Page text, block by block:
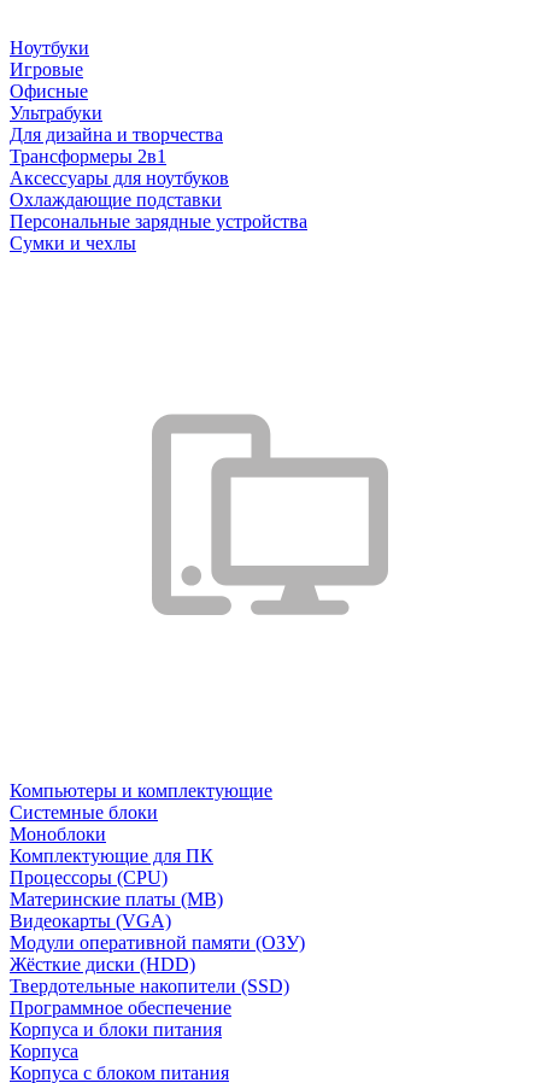
Ноутбуки
Игровые
Офисные
Ультрабуки
Для дизайна и творчества
Трансформеры 2в1
Аксессуары для ноутбуков
Охлаждающие подставки
Персональные зарядные устройства
Сумки и чехлы
Компьютеры и комплектующие
Системные блоки
Моноблоки
Комплектующие для ПК
Процессоры (CPU)
Материнские платы (MB)
Видеокарты (VGA)
Модули оперативной памяти (ОЗУ)
Жёсткие диски (HDD)
Твердотельные накопители (SSD)
Программное обеспечение
Корпуса и блоки питания
Корпуса
Корпуса с блоком питания